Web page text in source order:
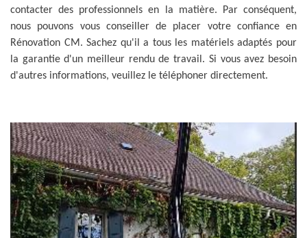
contacter des professionnels en la matière. Par conséquent,
nous pouvons vous conseiller de placer votre confiance en
Rénovation CM. Sachez qu'il a tous les matériels adaptés pour
la garantie d'un meilleur rendu de travail. Si vous avez besoin
d'autres informations, veuillez le téléphoner directement.